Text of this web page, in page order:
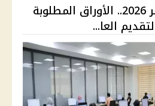
استخراج جواز السفر 2026.. الأوراق المطلوبة
العا...